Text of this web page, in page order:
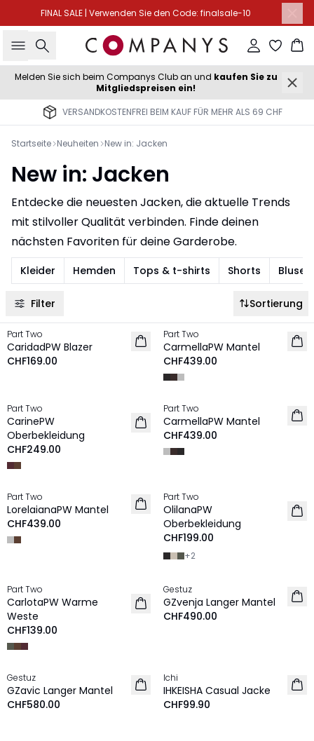
FINAL SALE | Verwenden Sie den Code: finalsale-10
Suche Einloggen
Melden Sie sich beim Companys Club an und kaufen Sie zu
Mitgliedspreisen ein!
VERSANDKOSTENFREI BEIM KAUF FÜR MEHR ALS 69 CHF
Startseite Neuheiten New in: Jacken
New in: Jacken
Entdecke die neuesten Jacken, die aktuelle Trends
mit stilvoller Qualität verbinden. Finde deinen
nächsten Favoriten für deine Garderobe.
Kleider Hemden Tops & t-shirts Shorts Blusen
Filter Sortierung
NEU
Part Two
CaridadPW Blazer
CHF169.00
NEU
Part Two
CarmellaPW Mantel
CHF439.00
NEU
Part Two
CarinePW
Oberbekleidung
CHF249.00
NEU
Part Two
CarmellaPW Mantel
CHF439.00
NEU
Part Two
LorelaianaPW Mantel
CHF439.00
NEU
Part Two
OlilanaPW
Oberbekleidung
CHF199.00
+2
NEU
Part Two
CarlotaPW Warme
Weste
CHF139.00
NEU
Gestuz
GZvenja Langer Mantel
CHF490.00
NEU
Gestuz
GZavic Langer Mantel
CHF580.00
NEU
Ichi
IHKEISHA Casual Jacke
CHF99.90